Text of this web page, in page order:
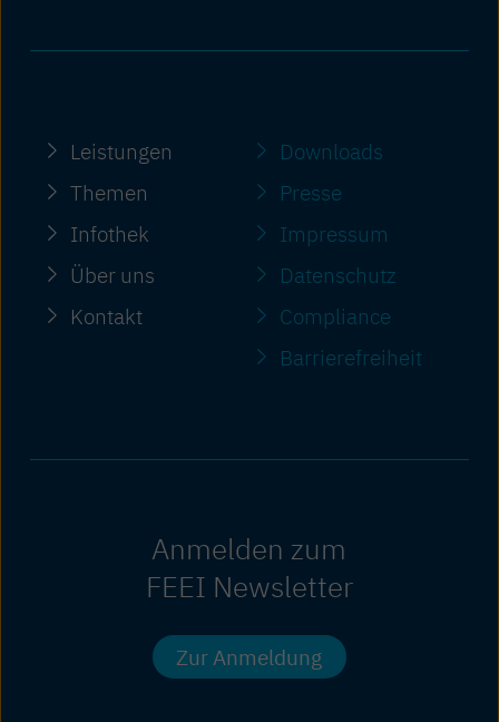
Leistungen
Themen
Infothek
Über uns
Kontakt
Downloads
Presse
Impressum
Datenschutz
Compliance
Barriere­freiheit
Anmelden zum
FEEI Newsletter
Zur Anmeldung